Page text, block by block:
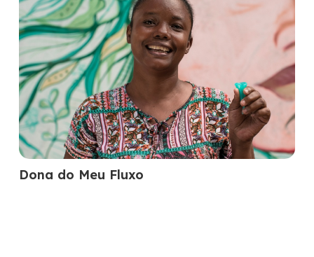
Dona do Meu Fluxo